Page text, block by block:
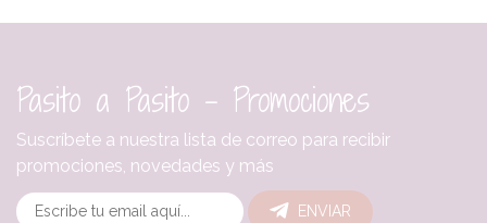
Pasito a Pasito - Promociones
Suscríbete a nuestra lista de correo para recibir
promociones, novedades y más
ENVIAR